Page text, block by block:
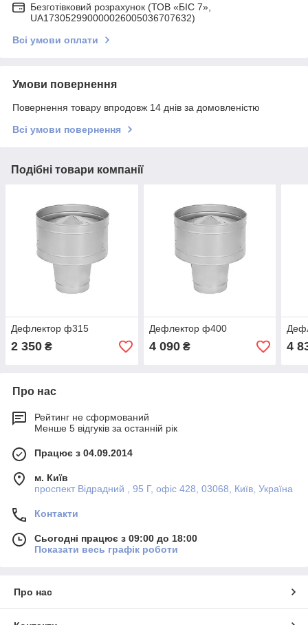
Безготівковий розрахунок (ТОВ «БІС 7»,
UA173052990000026005036707632)
Всі умови оплати
Умови повернення
Повернення товару впродовж 14 днів за домовленістю
Всі умови повернення
Подібні товари компанії
Дефлектор ф315
2 350 ₴
Дефлектор ф400
4 090₴ 4
Про нас
Рейтинг не сформований
Менше 5 відгуків за останній рік
Працює з 04.09.2014
м. Київ
проспект Відрадний , 95 Г, офіс 428, 03068, Київ, Україна
Контакти
Сьогодні працює з 09:00 до 18:00
Показати весь графік роботи
Про нас